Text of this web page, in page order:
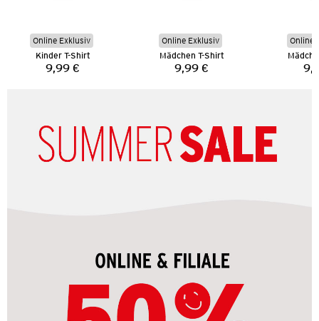
Online Exklusiv
Kinder T-Shirt
Preis:
9,99 €
Online Exklusiv
Mädchen T-Shirt
Preis:
9,99 €
Online